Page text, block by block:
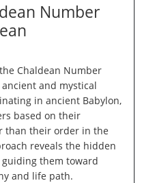
Number
Chaldean Number
and mystical
in ancient Babylon,
based on their
than their order in the
reveals the hidden
guiding them toward
and life path.